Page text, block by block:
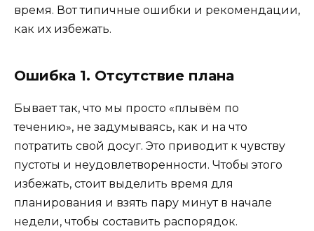
время. Вот типичные ошибки и рекомендации,
как их избежать.
Ошибка 1. Отсутствие плана
Бывает так, что мы просто «плывём по
течению», не задумываясь, как и на что
потратить свой досуг. Это приводит к чувству
пустоты и неудовлетворенности. Чтобы этого
избежать, стоит выделить время для
планирования и взять пару минут в начале
недели, чтобы составить распорядок.